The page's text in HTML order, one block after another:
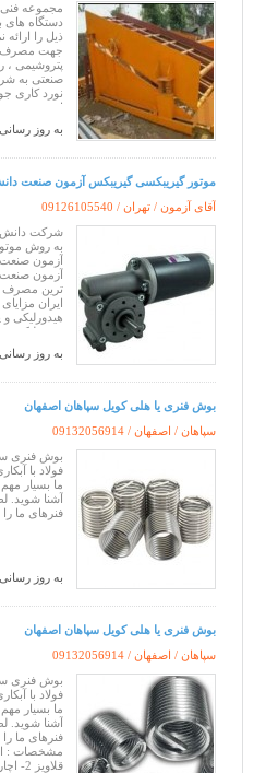
مجموعه
دستگاه های
ذیل را
جهت مصرف
پتروشیمی ،
صنعتی به
نورد کاری
این مجموعه
کیفیت و
به روز
موتور گیریبکسی گیریبکس آزمون صنعت
آقای آزمون / تهران / 09126105540
شرکت دانش
به روش
آزمون صنعت
آزمون صنعت
ترین مصرف
ایران
هیدرولیک
اصلاح مصرف
به روز
بوش فنری یا هلی کویل سپاهان اصفهان
سپاهان / اصفهان / 09132056914
بوش فنری
ما بسیار
آشنا شوید.
فنرهای ما
به روز
بوش فنری یا هلی کویل سپاهان اصفهان
سپاهان / اصفهان / 09132056914
بوش فنری
ما بسیار
آشنا شوید.
فنرهای ما
قلاویز 2- اچار تزریق بوش 3- بوش فنری